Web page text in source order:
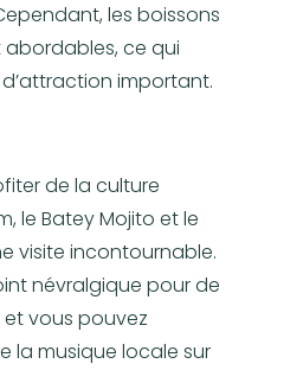
les boissons
ce qui
important.
de la culture
le Batey Mojito et le
visite incontournable.
névralgique pour de
vous pouvez
la musique locale sur